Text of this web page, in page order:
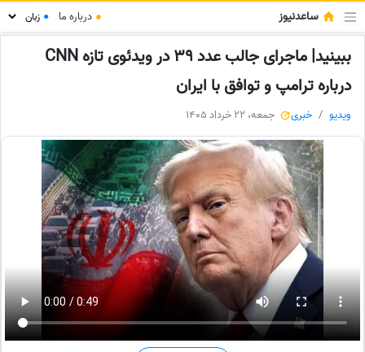
ساعدنیوز ● درباره ما ●
ببینید| ماجرای جالب عدد 39 در ویدئوی تازه CNN
درباره ترامپ و توافق با ایران
ویدیو خبری جمعه، 22 خرداد 1405